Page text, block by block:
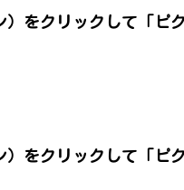
）をクリックして「
）をクリックして「